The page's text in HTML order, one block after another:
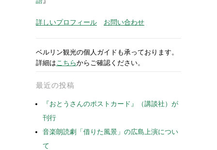
詳しいプロフィール お問い合わせ
ベルリン観光の個人ガイドも承っております。
詳細はこちらからご確認ください。
最近の投稿
『おとうさんのポストカード』（講談社）が
刊行
音楽朗読劇「借りた風景」の広島上演につい
て